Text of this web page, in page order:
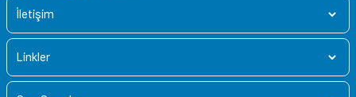
İletişim
Linkler